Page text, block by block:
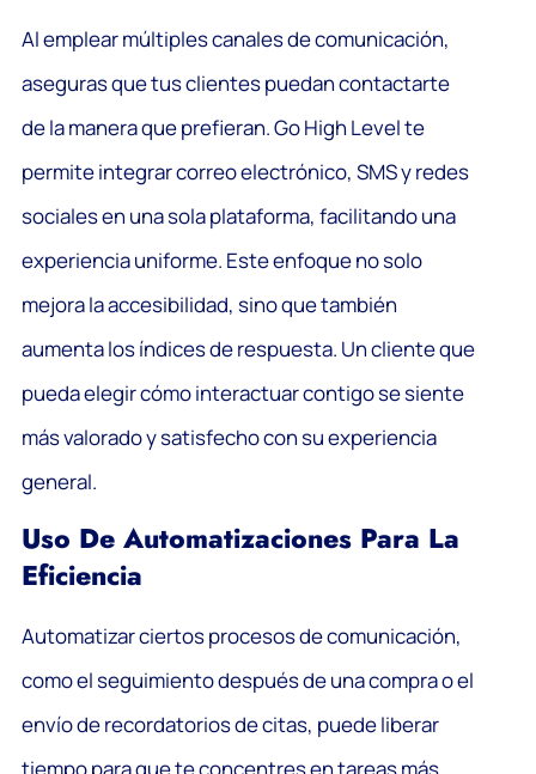
Al emplear múltiples canales de comunicación,
aseguras que tus clientes puedan contactarte
de la manera que prefieran. Go High Level te
permite integrar correo electrónico, SMS y redes
sociales en una sola plataforma, facilitando una
experiencia uniforme. Este enfoque no solo
mejora la accesibilidad, sino que también
aumenta los índices de respuesta. Un cliente que
pueda elegir cómo interactuar contigo se siente
más valorado y satisfecho con su experiencia
general.
Uso De Automatizaciones Para La
Eficiencia
Automatizar ciertos procesos de comunicación,
como el seguimiento después de una compra o el
envío de recordatorios de citas, puede liberar